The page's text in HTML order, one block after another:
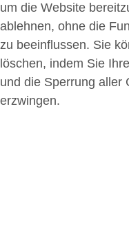
um die Website
ablehnen, ohne die
zu beeinflussen. Sie
löschen, indem Sie
und die Sperrung aller
erzwingen.